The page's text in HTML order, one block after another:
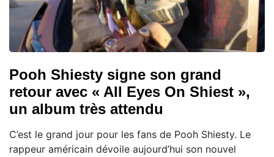
Pooh Shiesty signe son grand
retour avec « All Eyes On Shiest »,
un album très attendu
C’est le grand jour pour les fans de Pooh Shiesty. Le
rappeur américain dévoile aujourd’hui son nouvel